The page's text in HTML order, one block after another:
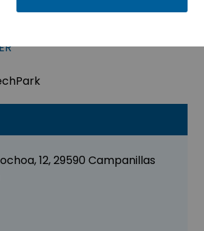
12, 29590 Campanillas
s.l.